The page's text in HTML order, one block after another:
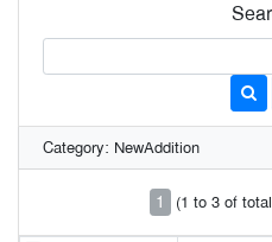
Category: NewAddition
1 (1 to 3 of